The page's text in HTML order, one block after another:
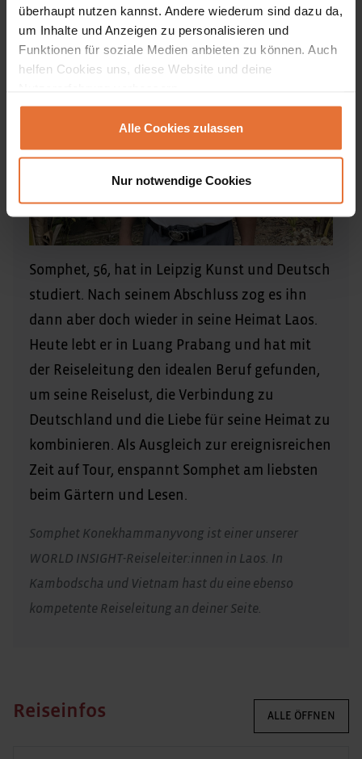
überhaupt nutzen kannst. Andere wiederum sind dazu da,
um Inhalte und Anzeigen zu personalisieren und
Funktionen für soziale Medien anbieten zu können. Auch
helfen Cookies uns, diese Website und deine
Alle Cookies zulassen
Nur notwendige Cookies
Somphet, 56, hat in Leipzig Kunst und Deutsch
studiert. Nach seinem Abschluss zog es ihn
dann aber doch wieder in seine Heimat Laos.
Heute lebt er in Luang Prabang und hat mit
der Reiseleitung den idealen Beruf gefunden,
um seine Reiselust, die Verbindung zu
Deutschland und die Liebe für seine Heimat zu
kombinieren. Als Ausgleich zur ereignisreichen
Zeit auf Tour, enspannt Somphet am liebsten
beim Gärtern und Lesen.
Somphet Konekhammanyvong ist einer unserer
WORLD INSIGHT-Reiseleiter:innen in Laos. In
Kambodscha und Vietnam hast du eine ebenso
kompetente Reiseleitung an deiner Seite.
Reiseinfos ALLE ÖFFNEN